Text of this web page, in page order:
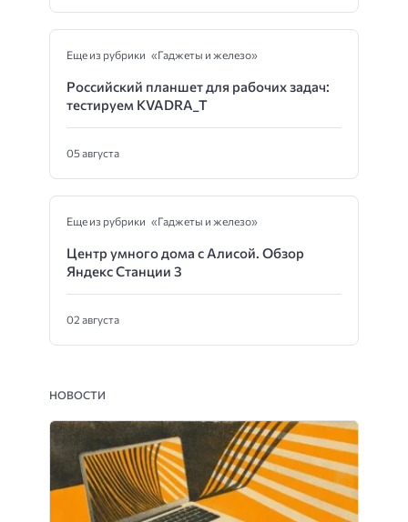
Еще из рубрики «Гаджеты и железо»
Российский планшет для рабочих задач:
тестируем KVADRA_T
05 августа
Еще из рубрики «Гаджеты и железо»
Центр умного дома с Алисой. Обзор
Яндекс Станции 3
02 августа
НОВОСТИ